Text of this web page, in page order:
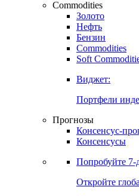
Commodities
Золото
Нефть
Бензин
Commodities
Soft
Виджет:
Портфели
Прогнозы
Консенсус-
Консенсусы
Попробуйте 7-
Откройте